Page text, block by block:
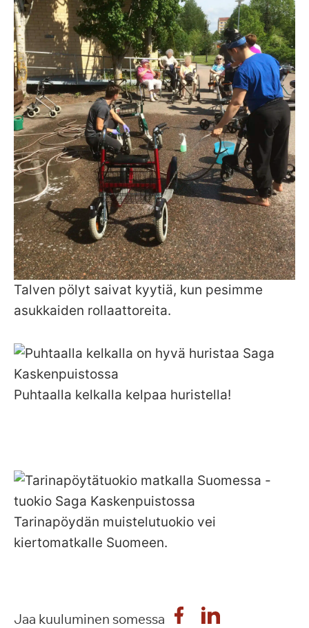
Talven pölyt saivat kyytiä, kun pesimme
asukkaiden rollaattoreita.
Puhtaalla kelkalla kelpaa huristella!
Tarinapöydän muistelutuokio vei
kiertomatkalle Suomeen.
Jaa kuuluminen somessa